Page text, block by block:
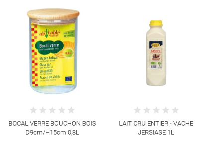
BOCAL VERRE BOUCHON BOIS
D9cm/H15cm 0,8L
LAIT CRU ENTIER - VACHE
JERSIASE 1L